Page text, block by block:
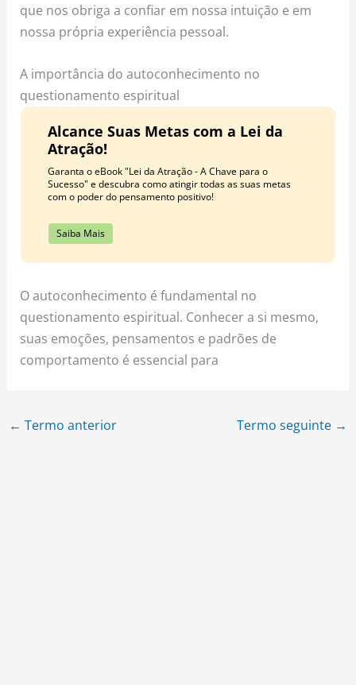
que nos obriga a confiar em nossa intuição e em
nossa própria experiência pessoal.
A importância do autoconhecimento no
questionamento espiritual
Alcance Suas Metas com a Lei da
Atração!
Garanta o eBook "Lei da Atração - A Chave para o
Sucesso" e descubra como atingir todas as suas metas
com o poder do pensamento positivo!
Saiba Mais
O autoconhecimento é fundamental no
questionamento espiritual. Conhecer a si mesmo,
suas emoções, pensamentos e padrões de
comportamento é essencial para
← Termo anterior Termo seguinte →